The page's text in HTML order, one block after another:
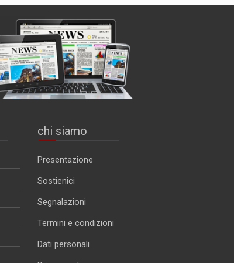
chi siamo
Presentazione
Sostienici
Segnalazioni
Termini e condizioni
Dati personali